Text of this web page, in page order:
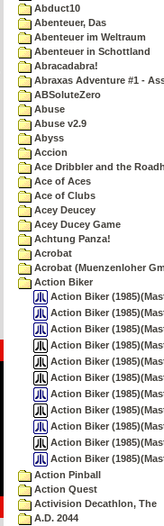
Abduct10
Abenteuer, Das
Abenteuer im Weltraum
Abenteuer in Schottland
Abracadabra!
Abraxas Adventure #1 -
ABSoluteZero
Abuse
Abuse v2.9
Abyss
Accion
Ace Dribbler and the
Ace of Aces
Ace of Clubs
Acey Deucey
Acey Ducey Game
Achtung Panza!
Acrobat
Acrobat (Muenzenloher
Action Biker
Action Biker
Action Biker
Action Biker
Action Biker
Action Biker
Action Biker
Action Biker
Action Biker
Action Biker
Action Biker
Action Biker
Action Pinball
Action Quest
Activision Decathlon, The
A.D. 2044